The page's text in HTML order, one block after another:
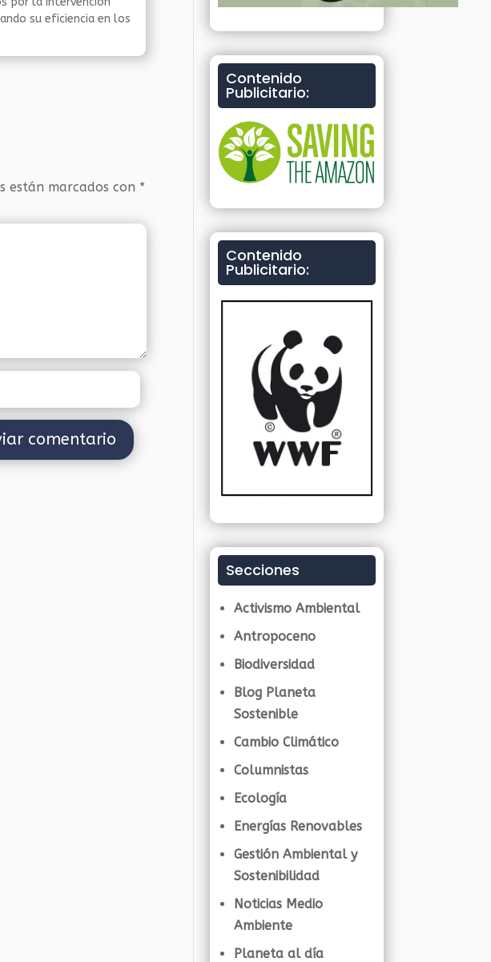
su eficiencia en los
están marcados con *
Contenido
Publicitario:
Contenido
Publicitario:
Secciones
Activismo Ambiental
Antropoceno
Biodiversidad
Blog Planeta
Sostenible
Cambio Climático
Columnistas
Ecología
Energías Renovables
Gestión Ambiental y
Sostenibilidad
Noticias Medio
Ambiente
Planeta al día